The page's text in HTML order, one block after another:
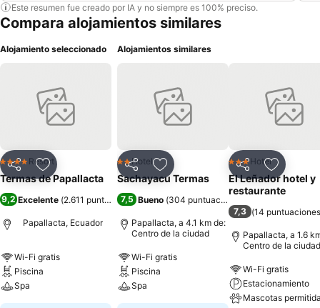
Este resumen fue creado por IA y no siempre es 100% preciso.
Compara alojamientos similares
Alojamiento seleccionado
CompartirAgregar a favoritos
4 EstrellasResort
Termas de Papallacta
9,2 Excelente (2.611 puntuaciones)
Papallacta, Ecuador
Wi-Fi gratis
Piscina
Spa
Alojamientos similares
CompartirAgregar a favoritos
2 Estrellas
Hotel
Sachayacu Termas
7,5 Bueno (304 puntuaciones
Papallacta, a 4.1 km de:
Centro de la ciudad
Wi-Fi gratis
Piscina
Spa
CompartirAgregar
3 Estrellas
Hotel
El Leñador hotel y
restaurante
7,3 (14 puntuaciones
Papallacta, a 1.6
Centro de la ciudad
Wi-Fi gratis
Estacionamiento
Mascotas